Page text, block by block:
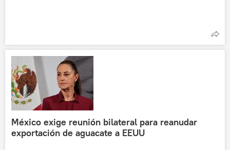
México exige reunión bilateral para reanudar
exportación de aguacate a EEUU